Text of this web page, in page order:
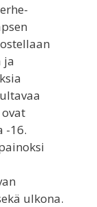
ja
-16.
ulkona.